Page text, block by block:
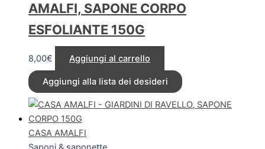
AMALFI, SAPONE CORPO
ESFOLIANTE 150G
8,00€ Aggiungi al carrello
Aggiungi alla lista dei desideri
CASA AMALFI